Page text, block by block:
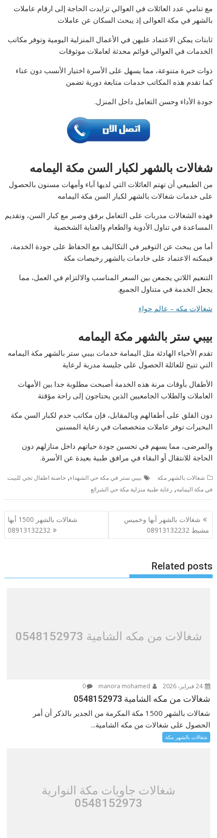
مع تنامي عدد العائلات في العوالي تزايدت الحاجة إلى ارقام عاملات
بالشهر في مكة العوالى إذ يبحث السكان عن عاملات
ثابتات يمكن الاعتماد عليهن في الأعمال المنزلية اليومية وتوفر مكاتب
الخدمات في العوالي قوائم محدثة لعاملات موثوقات
ذوات خبرة متنوعة، مما يسهل على الأسرة اختيار الأنسب دون عناء
كما تقدم هذه المكاتب خدمات متابعة دورية تضمن
جودة الأداء وحسن التعامل داخل المنزل.
شغالات بالشهر لكبار السن مكة اليمامه
من الطبيعي أن تهتم العائلات التي لديها آباء وأمهات مسنون بالحصول
على خدمات شغالات بالشهر لكبار السن مكة اليمامه
فهذه الشغالات مدربات على التعامل برفق وصبر مع كبار السن، وتقديم
المساعدة في تناول الأدوية والطعام والعناية الشخصية
أما من يبحث عن التوفير في التكاليف مع الحفاظ على جودة الخدمة،
فيمكنه الاعتماد على خادمات بالشهر رخيصات مكة
التنعيم اللاتي يجمعن بين السعر المناسب والالتزام في العمل، مما
يجعل الخدمة في متناول الجميع.
شغالات مكه – عالم حواء
بيبي ستر بالشهر مكة اليمامه
تقدم الأحياء الهادئة مثل اليمامة خدمات بيبي ستر بالشهر مكة اليمامه
التي تتيح للعائلة الحصول على جليسة مدربة لرعاية
الأطفال بأوقات مرنة هذه الخدمة أصبحت مطلوبة جدا بين الأمهات
العاملات والطلاب الجامعيين الذين يحتاجون إلى راحة مؤقتة
دون القلق على أطفالهم وبالمقابل، فإن مكاتب خدم لكبار السن مكة
البحيرات توفر عاملات متخصصات في رعاية المسنين
والمرضى، مما يسهم في تحسين جودة حياتهم داخل منازلهم دون
الحاجة للانتقال أو البقاء في مرافق طبية بعيدة عن الأسرة.
شغالات بالشهر مكة بيبي ستر في مكة حي الشهداء,حاضنة اطفال تجي للبيت
في مكة اليمامه, رعاية طبية منزلية مكة حي الشرائع
تصفّح
المقالات
شغالات بالشهر أبها وخميس
مشيط 08913132232
شغالات بالشهر 1500 أبها
08913132232
Related posts
شغالات من مكه الشامية 0548152973
24 فبراير، 2026 0
شغالات من مكه الشامية 0548152973
شغالات بالشهر 1500 مكة المكرمة من الجدير بالذكر أن أمر
الحصول على شغالات من مكه الشامية...
شغالات بالشهر مكة
شغالات جاويات مكة النوارية
0548152973